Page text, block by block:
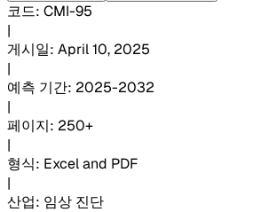
코드: CMI-95
|
게시일: April 10, 2025
|
예측 기간: 2025-2032
|
페이지: 250+
|
형식: Excel and PDF
|
산업: 임상 진단